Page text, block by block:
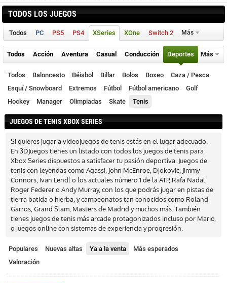
TODOS LOS JUEGOS
Todos PC PS5 PS4 XSeries XOne Switch 2 Más
Todos Acción Aventura Casual Conducción Deportes Más
Todos Baloncesto Béisbol Billar Bolos Boxeo
Caza / Pesca
Esquí / Snowboard
Extremos Fútbol Fútbol americano
Golf
Hockey
Manager Olimpiadas Skate Tenis
JUEGOS DE TENIS XBOX SERIES
Si quieres jugar a videojuegos de tenis estás en el lugar adecuado.
En 3DJuegos tienes un listado con todos los juegos de tenis para
Xbox Series dispuestos a satisfacer tu pasión deportiva. Juegos de
tenis con leyendas como Agassi, John McEnroe, Djokovic, Jimmy
Connors, Ivan Lendl o los actuales número 1 de la ATP, Rafa Nadal,
Roger Federer o Andy Murray, con los que podrás jugar en pistas de
tierra batida o hierba, y campeonatos tan conocidos como Roland
Garros, Grand Slam, Masters de Madrid y muchos más. También
tienes juegos de tenis más arcade protagonizados incluso por Mario,
o juegos online con sistemas de experiencia y progresión.
Populares Nuevas altas Ya a la venta
Más esperados
Valoración